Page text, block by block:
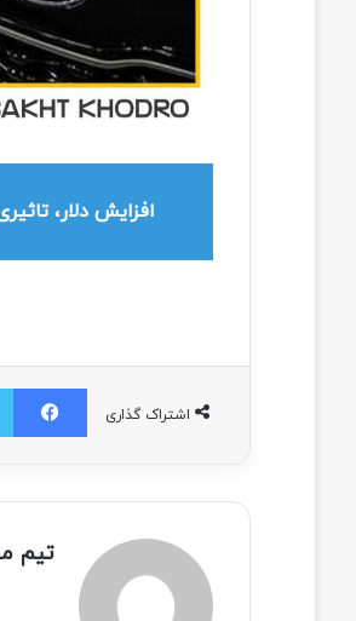
افزایش دلار،
اشتراک گذاری
تیم